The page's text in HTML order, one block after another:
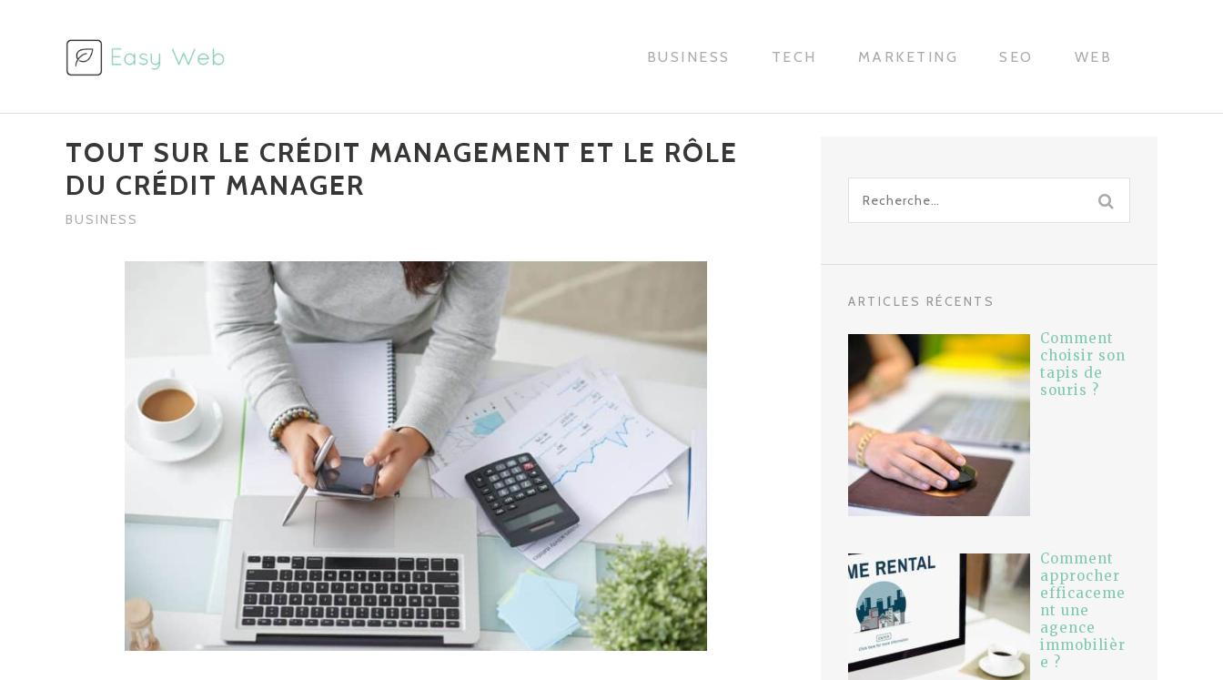
BUSINESS TECH MARKETING SEO WEB
TOUT SUR LE CRÉDIT MANAGEMENT ET LE RÔLE
DU CRÉDIT MANAGER
BUSINESS
ARTICLES RÉCENTS
Comment
choisir son
tapis de
souris ?
Comment
approcher
efficaceme
nt une
agence
immobilièr
e ?